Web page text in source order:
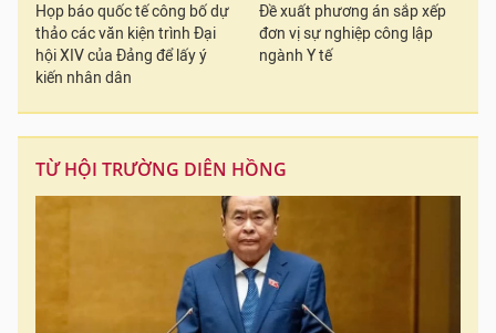
Họp báo quốc tế công bố dự
thảo các văn kiện trình Đại
hội XIV của Đảng để lấy ý
kiến nhân dân
Đề xuất phương án sắp xếp
đơn vị sự nghiệp công lập
ngành Y tế
TỪ HỘI TRƯỜNG DIÊN HỒNG